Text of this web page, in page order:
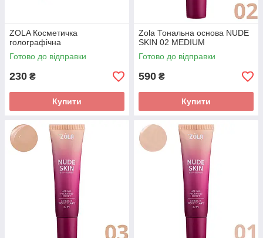
ZOLA Косметичка
голографічна
Готово до відправки
230 ₴
Купити
Zola Тональна основа NUDE
SKIN 02 MEDIUM
Готово до відправки
590 ₴
Купити